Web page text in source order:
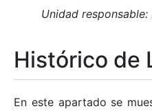
Mostrar/Ocultar
Unidad
Histórico de
En este apartado se